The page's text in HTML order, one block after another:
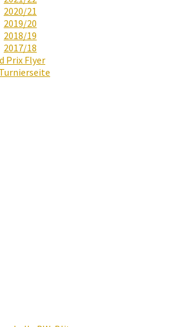
2020/21
2019/20
2018/19
2017/18
Prix Flyer